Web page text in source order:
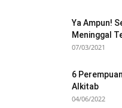
Ya Ampun!
Meninggal
07/03/2021
6
Alkitab
04/06/2022